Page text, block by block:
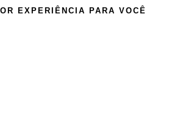
EXPERIÊNCIA PARA VOCÊ